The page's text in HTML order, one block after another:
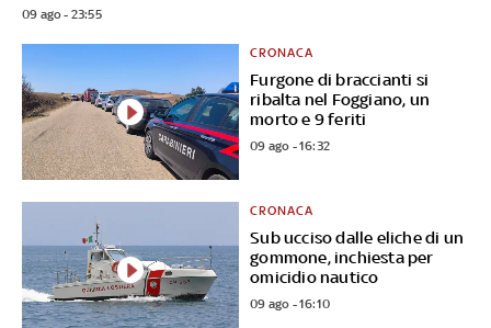
09 ago - 23:55
Furgone di braccianti si
ribalta nel Foggiano, un
morto e 9 feriti
CRONACA
09 ago - 16:32
Sub ucciso dalle eliche di un
gommone, inchiesta per
omicidio nautico
CRONACA
09 ago - 16:10